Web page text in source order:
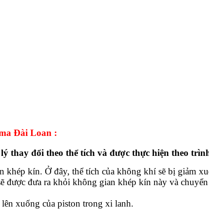
Đài Loan :
thay đổi theo thể tích và được thực hiện theo
kín. Ở đây, thể tích của không khí sẽ bị giảm
được đưa ra khỏi không gian khép kín này và
xuống của piston trong xi lanh.